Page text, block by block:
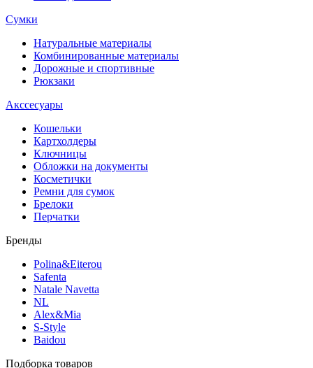
Сумки
Натуральные материалы
Комбинированные материалы
Дорожные и спортивные
Рюкзаки
Акссесуары
Кошельки
Картхолдеры
Ключницы
Обложки на документы
Косметички
Ремни для сумок
Брелоки
Перчатки
Бренды
Polina&Eiterou
Safenta
Natale Navetta
NL
Alex&Mia
S-Style
Baidou
Подборка товаров